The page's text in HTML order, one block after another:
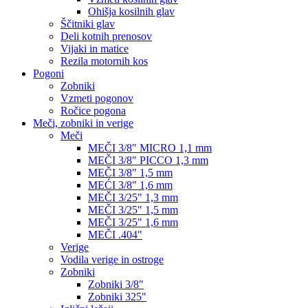
Ohišja kosilnih glav
Ščitniki glav
Deli kotnih prenosov
Vijaki in matice
Rezila motornih kos
Pogoni
Zobniki
Vzmeti pogonov
Ročice pogona
Meči, zobniki in verige
Meči
MEČI 3/8" MICRO 1,1 mm
MEČI 3/8" PICCO 1,3 mm
MEČI 3/8" 1,5 mm
MEĆI 3/8" 1,6 mm
MEČI 3/25" 1,3 mm
MEČI 3/25" 1,5 mm
MEČI 3/25" 1,6 mm
MEČI .404"
Verige
Vodila verige in ostroge
Zobniki
Zobniki 3/8"
Zobniki 325"